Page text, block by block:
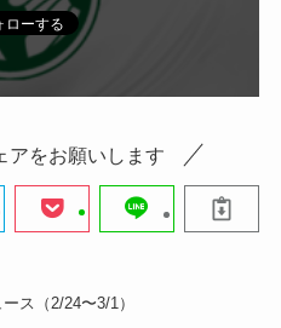
アをお願いします
ス（2/24〜3/1）